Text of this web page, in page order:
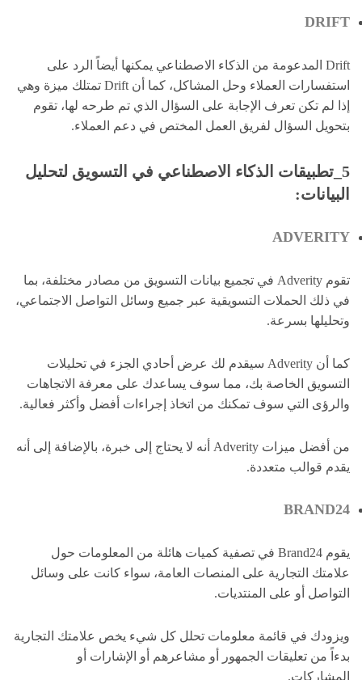
DRIFT
Drift المدعومة من الذكاء الاصطناعي يمكنها أيضاً الرد على
استفسارات العملاء وحل المشاكل، كما أن Drift تمتلك ميزة وهي
إذا لم تكن تعرف الإجابة على السؤال الذي تم طرحه لها، تقوم
بتحويل السؤال لفريق العمل المختص في دعم العملاء.
5_تطبيقات الذكاء الاصطناعي في التسويق لتحليل
البيانات:
ADVERITY
تقوم Adverity في تجميع بيانات التسويق من مصادر مختلفة، بما
في ذلك الحملات التسويقية عبر جميع وسائل التواصل الاجتماعي،
وتحليلها بسرعة.
كما أن Adverity سيقدم لك عرض أحادي الجزء في تحليلات
التسويق الخاصة بك، مما سوف يساعدك على معرفة الاتجاهات
والرؤى التي سوف تمكنك من اتخاذ إجراءات أفضل وأكثر فعالية.
من أفضل ميزات Adverity أنه لا يحتاج إلى خبرة، بالإضافة إلى أنه
يقدم قوالب متعددة.
BRAND24
يقوم Brand24 في تصفية كميات هائلة من المعلومات حول
علامتك التجارية على المنصات العامة، سواء كانت على وسائل
التواصل أو على المنتديات.
ويزودك في قائمة معلومات تحلل كل شيء يخص علامتك التجارية
بدءاً من تعليقات الجمهور أو مشاعرهم أو الإشارات أو
المشاركات.